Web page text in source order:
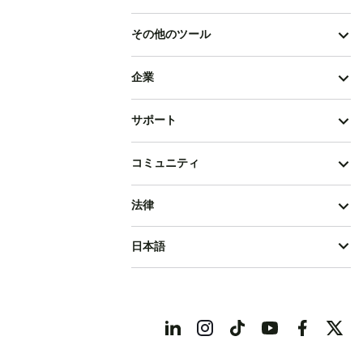
その他のツール
企業
サポート
コミュニティ
法律
日本語